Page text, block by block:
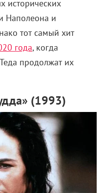
исторических
Наполеона и
тот самый хит
года, когда
продолжат их
(1993)